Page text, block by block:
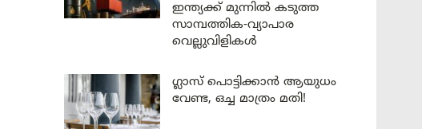
ഇന്ത്യക്ക് മുന്നിൽ കടുത്ത
സാമ്പത്തിക-വ്യാപാര
വെല്ലുവിളികൾ
ഗ്ലാസ് പൊട്ടിക്കാൻ ആയുധം
വേണ്ട, ഒച്ച മാത്രം മതി!